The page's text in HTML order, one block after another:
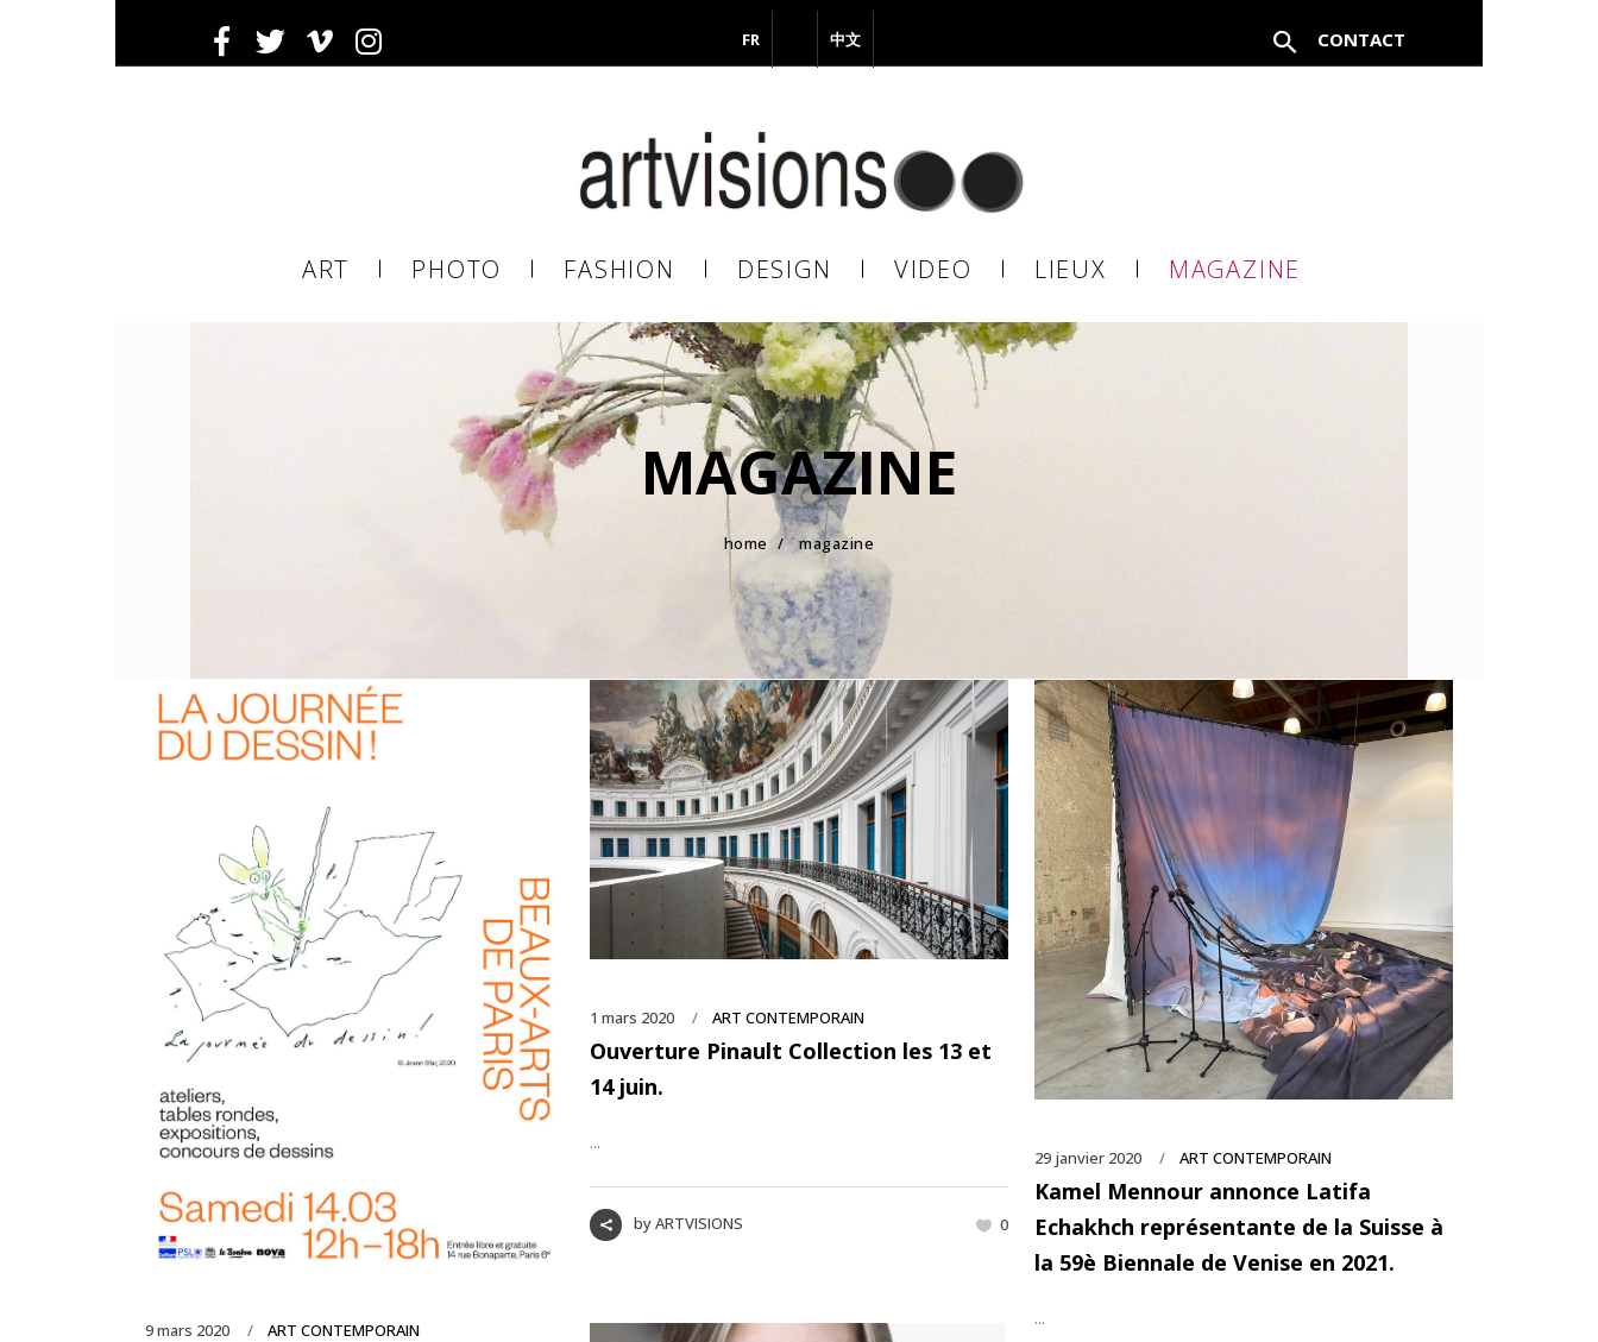
FR 中文 CONTACT
ART PHOTO FASHION DESIGN VIDEO LIEUX MAGAZINE
MAGAZINE
home / magazine
9 mars 2020 ART CONTEMPORAIN
1 mars 2020 ART CONTEMPORAIN
Ouverture Pinault Collection les 13 et
14 juin.
...
byARTVISIONS 0
29 janvier 2020 ART CONTEMPORAIN
Kamel Mennour annonce Latifa
Echakhch représentante de la Suisse à
la 59è Biennale de Venise en 2021.
...
En continuant, vous acceptez de nous communiquer votre adresse
email pour l’envoi de la Newsletter. En aucun cas elle ne sera transmise à un
tiers.